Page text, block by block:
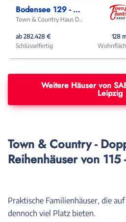
Bodensee 129 - Süd
Town & Country Haus Deutschland
ab 282.428 €
Schlüsselfertig
128
Weitere Häuser von
Leipzig
Town & Country -
Reihenhäuser von 115
Praktische Familienhäuser, die
dennoch viel Platz bieten.